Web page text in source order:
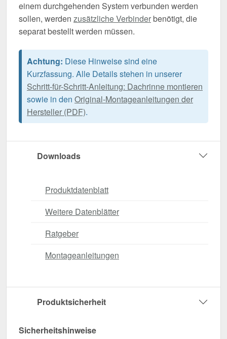
einem durchgehenden System verbunden werden
sollen, werden zusätzliche Verbinderbenötigt, die
separat bestellt werden müssen.
Achtung: Diese Hinweise sind eine
Kurzfassung. Alle Details stehen in unserer
Schritt-für-Schritt-Anleitung: Dachrinne montieren
sowie in den Original-Montageanleitungen der
Hersteller (PDF).
Downloads
Produktdatenblatt
Weitere Datenblätter
Ratgeber
Montageanleitungen
Produktsicherheit
Sicherheitshinweise